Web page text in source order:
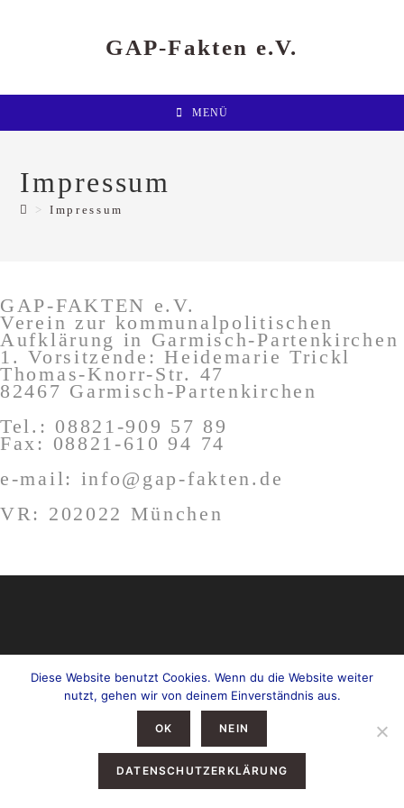
GAP-Fakten e.V.
MENÜ
Impressum
> Impressum
GAP-FAKTEN e.V.
Verein zur kommunalpolitischen
Aufklärung in Garmisch-Partenkirchen
1. Vorsitzende: Heidemarie Trickl
Thomas-Knorr-Str. 47
82467 Garmisch-Partenkirchen
Tel.: 08821-909 57 89
Fax: 08821-610 94 74
e-mail: info@gap-fakten.de
VR: 202022 München
Diese Website benutzt Cookies. Wenn du die Website weiter
nutzt, gehen wir von deinem Einverständnis aus.
OK NEIN
DATENSCHUTZERKLÄRUNG